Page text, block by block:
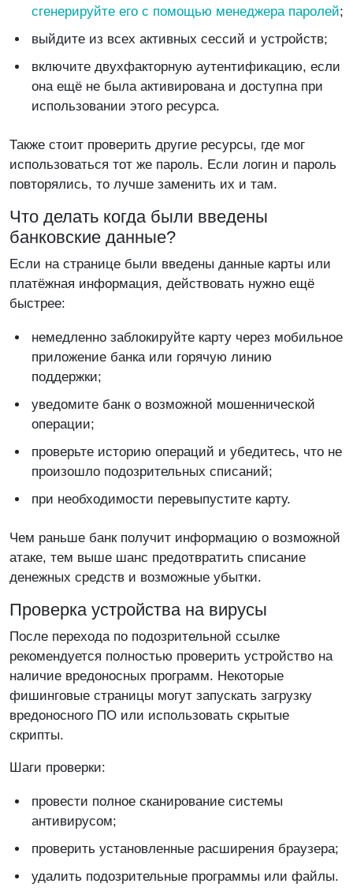
сгенерируйте его с помощью менеджера паролей;
выйдите из всех активных сессий и устройств;
включите двухфакторную аутентификацию, если
она ещё не была активирована и доступна при
использовании этого ресурса.
Также стоит проверить другие ресурсы, где мог
использоваться тот же пароль. Если логин и пароль
повторялись, то лучше заменить их и там.
Что делать когда были введены
банковские данные?
Если на странице были введены данные карты или
платёжная информация, действовать нужно ещё
быстрее:
немедленно заблокируйте карту через мобильное
приложение банка или горячую линию
поддержки;
уведомите банк о возможной мошеннической
операции;
проверьте историю операций и убедитесь, что не
произошло подозрительных списаний;
при необходимости перевыпустите карту.
Чем раньше банк получит информацию о возможной
атаке, тем выше шанс предотвратить списание
денежных средств и возможные убытки.
Проверка устройства на вирусы
После перехода по подозрительной ссылке
рекомендуется полностью проверить устройство на
наличие вредоносных программ. Некоторые
фишинговые страницы могут запускать загрузку
вредоносного ПО или использовать скрытые
скрипты.
Шаги проверки:
провести полное сканирование системы
антивирусом;
проверить установленные расширения браузера;
удалить подозрительные программы или файлы.